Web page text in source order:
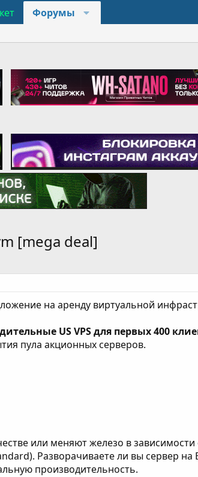
Форумы
[mega deal]
на аренду виртуальной
US VPS для первых 400
пула акционных серверов.
или меняют железо в
Разворачиваете ли вы сервер
производительность.